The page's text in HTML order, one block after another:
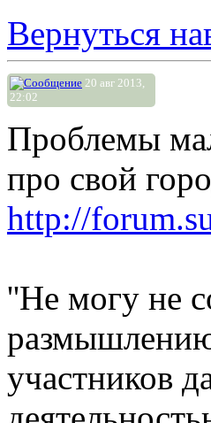
Вернуться
20 авг 2013,
22:02
Проблемы
про свой
http://
''Не могу не
участников